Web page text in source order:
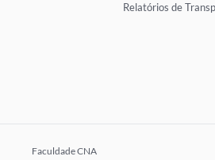
Relatórios de
Faculdade CNA